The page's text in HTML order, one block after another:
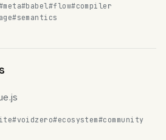
#babel #flow#compiler
#semantics
#voidzero#ecosystem#community